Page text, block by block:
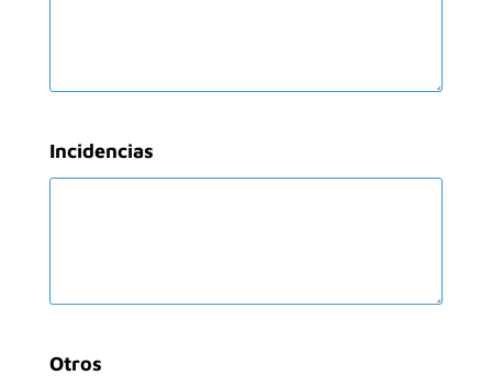
Incidencias
Otros